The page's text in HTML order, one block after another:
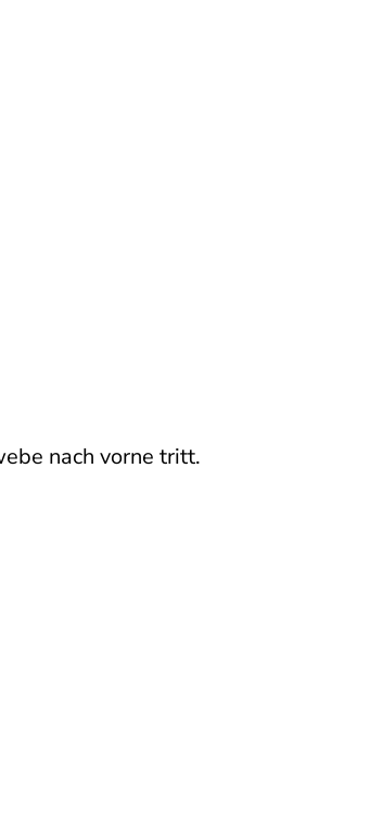
nach vorne tritt.